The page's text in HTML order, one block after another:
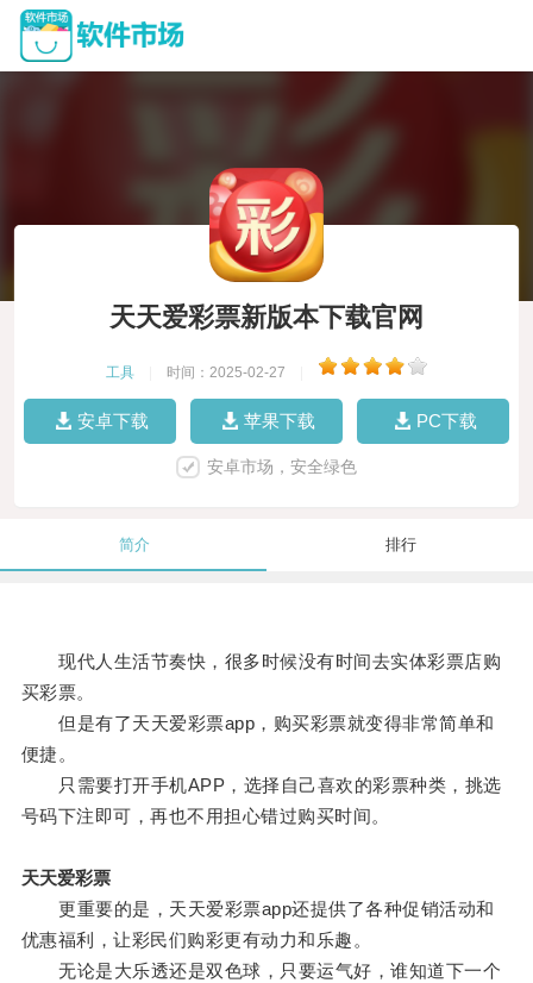
天天爱彩票新版本下载官网
工具 时间：2025-02-27
安卓下载 苹果下载 PC下载
安卓市场，安全绿色
简介 排行
现代人生活节奏快，很多时候没有时间去实体彩票店购
买彩票。
但是有了天天爱彩票app，购买彩票就变得非常简单和
便捷。
只需要打开手机APP，选择自己喜欢的彩票种类，挑选
号码下注即可，再也不用担心错过购买时间。
天天爱彩票
更重要的是，天天爱彩票app还提供了各种促销活动和
优惠福利，让彩民们购彩更有动力和乐趣。
无论是大乐透还是双色球，只要运气好，谁知道下一个